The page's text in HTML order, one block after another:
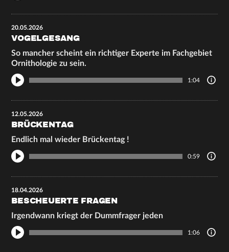
20.05.2026
VOGELGESANG
So mancher scheint ein richtiger Experte im Fachgebiet
Ornithologie zu sein.
1:04
12.05.2026
BRÜCKENTAG
Endlich mal wieder Brückentag !
0:59
18.04.2026
BESCHEUERTE FRAGEN
Irgendwann kriegt der Dummfrager jeden
1:06